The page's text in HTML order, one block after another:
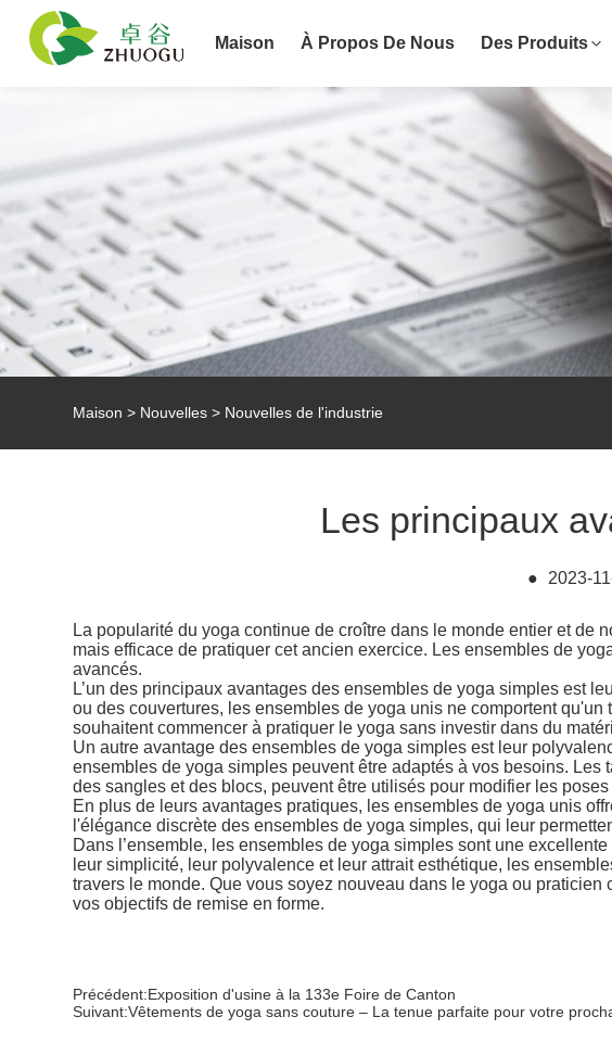
Maison À Propos De Nous Des Produits
Maison > Nouvelles > Nouvelles de l'industrie
Les principaux
● 2023-
La popularité du yoga continue de croître dans le monde entier et de
mais efficace de pratiquer cet ancien exercice. Les ensembles de
avancés.
L’un des principaux avantages des ensembles de yoga simples est
ou des couvertures, les ensembles de yoga unis ne comportent
souhaitent commencer à pratiquer le yoga sans investir dans du
Un autre avantage des ensembles de yoga simples est leur
ensembles de yoga simples peuvent être adaptés à vos besoins.
des sangles et des blocs, peuvent être utilisés pour modifier les
En plus de leurs avantages pratiques, les ensembles de yoga unis
l'élégance discrète des ensembles de yoga simples, qui leur
Dans l’ensemble, les ensembles de yoga simples sont une
leur simplicité, leur polyvalence et leur attrait esthétique, les
travers le monde. Que vous soyez nouveau dans le yoga ou
vos objectifs de remise en forme.
Précédent:Exposition d'usine à la 133e Foire de Canton
Suivant:Vêtements de yoga sans couture – La tenue parfaite pour votre